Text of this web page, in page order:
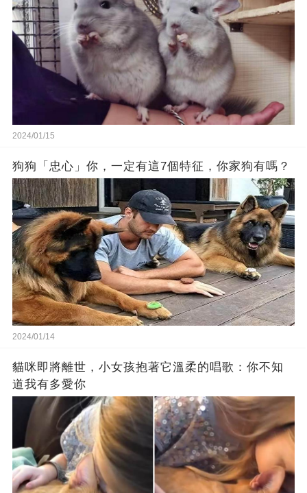
2024/01/15
狗狗「忠心」你，一定有這7個特征，你家狗有嗎？
2024/01/14
貓咪即將離世，小女孩抱著它溫柔的唱歌：你不知
道我有多愛你